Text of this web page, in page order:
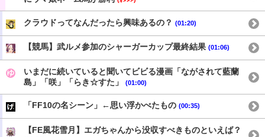
クラウドってなんだったら興味あるの？ (01:20)
【競馬】武ルメ参加のシャーガーカップ最終結果 (01:06)
いまだに続いていると聞いてビビる漫画「ながされて藍蘭
島」「咲」「らき☆すた」
(01:00)
「FF10の名シーン」←思い浮かべたもの (00:35)
【FE風花雪月】エガちゃんから没収すべきものといえば？